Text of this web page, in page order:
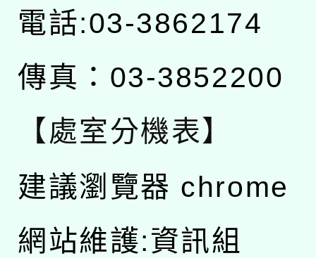
電話:03-3862174
傳真：03-3852200
【處室分機表】
建議瀏覽器 chrome
網站維護:資訊組